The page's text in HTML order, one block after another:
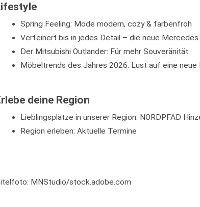
Spring Feeling: Mode modern, cozy & farbenfroh
Verfeinert bis in jedes Detail – die neue
Der Mitsubishi Outlander: Für mehr Souveränität
Möbeltrends des Jahres 2026: Lust auf eine neue
deine Region
Lieblingsplätze in unserer Region: NORDPFAD
Region erleben: Aktuelle Termine
MNStudio/stock.adobe.com